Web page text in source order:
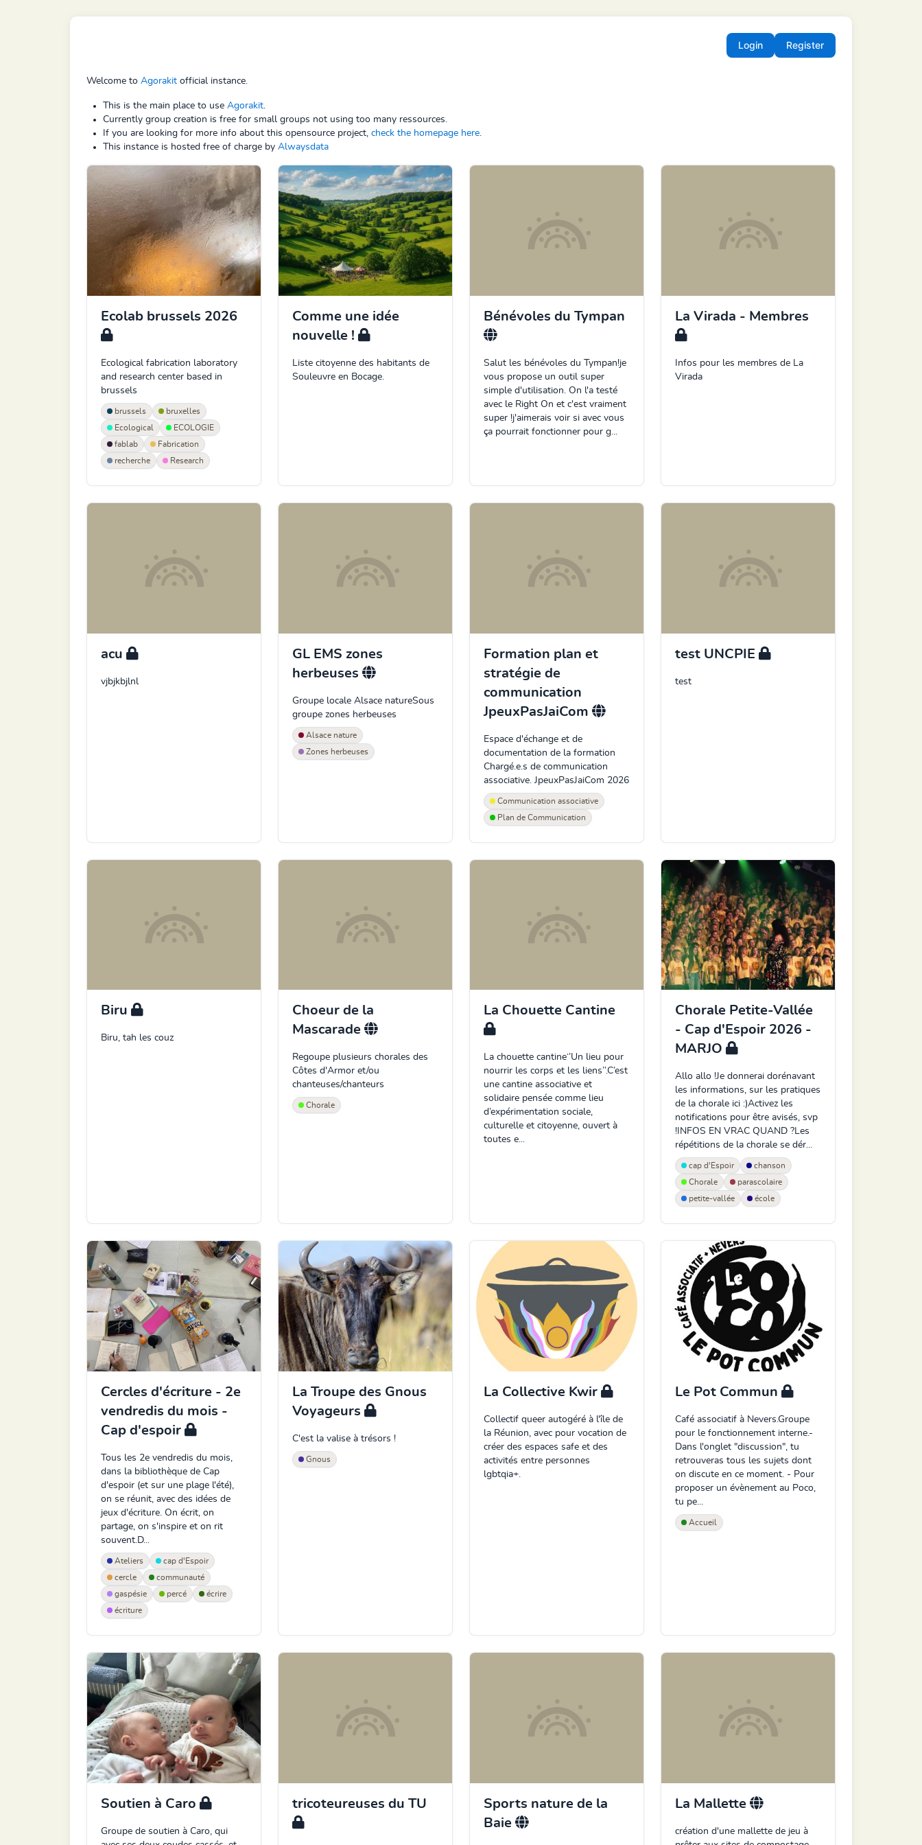
Login Register
Welcome to Agorakit official instance.
This is the main place to use Agorakit.
Currently group creation is free for small groups not using too many ressources.
If you are looking for more info about this opensource project, check the homepage here.
This instance is hosted free of charge by Alwaysdata
Ecolab brussels 2026
Ecological fabrication laboratory
and research center based in
brussels
brussels
bruxelles
Ecological
ECOLOGIE
fablab
Fabrication
recherche
Research
Comme une idée
nouvelle !
Liste citoyenne des habitants de
Souleuvre en Bocage.
Bénévoles du Tympan
Salut les bénévoles du Tympan!je
vous propose un outil super
simple d'utilisation. On l'a testé
avec le Right On et c'est vraiment
super !j'aimerais voir si avec vous
ça pourrait fonctionner pour g...
La Virada - Membres
Infos pour les membres de La
Virada
acu
vjbjkbjlnl
GL EMS zones
herbeuses
Groupe locale Alsace natureSous
groupe zones herbeuses
Alsace nature
Zones herbeuses
Formation plan et
stratégie de
communication
JpeuxPasJaiCom
Espace d'échange et de
documentation de la formation
Chargé.e.s de communication
associative. JpeuxPasJaiCom 2026
Communication associative
Plan de Communication
test UNCPIE
test
Biru
Biru, tah les couz
Choeur de la
Mascarade
Regoupe plusieurs chorales des
Côtes d'Armor et/ou
chanteuses/chanteurs
Chorale
La Chouette Cantine
La chouette cantine‘’Un lieu pour
nourrir les corps et les liens’’.C’est
une cantine associative et
solidaire pensée comme lieu
d’expérimentation sociale,
culturelle et citoyenne, ouvert à
toutes e...
Chorale Petite-Vallée
- Cap d'Espoir 2026 -
MARJO
Allo allo !Je donnerai dorénavant
les informations, sur les pratiques
de la chorale ici :)Activez les
notifications pour être avisés, svp
!INFOS EN VRAC QUAND ?Les
répétitions de la chorale se dér...
cap d'Espoir
chanson
Chorale
parascolaire
petite-vallée
école
Cercles d'écriture - 2e
vendredis du mois -
Cap d'espoir
Tous les 2e vendredis du mois,
dans la bibliothèque de Cap
d'espoir (et sur une plage l'été),
on se réunit, avec des idées de
jeux d'écriture. On écrit, on
partage, on s'inspire et on rit
souvent.D...
Ateliers
cap d'Espoir
cercle
communauté
gaspésie
percé
écrire
écriture
La Troupe des Gnous
Voyageurs
C'est la valise à trésors !
Gnous
La Collective Kwir
Collectif queer autogéré à l'île de
la Réunion, avec pour vocation de
créer des espaces safe et des
activités entre personnes
lgbtqia+.
Le Pot Commun
Café associatif à Nevers.Groupe
pour le fonctionnement interne.-
Dans l'onglet "discussion", tu
retrouveras tous les sujets dont
on discute en ce moment. - Pour
proposer un évènement au Poco,
tu pe...
Accueil
Soutien à Caro
Groupe de soutien à Caro, qui
tricoteureuses du TU
Sports nature de la
Baie
La Mallette
création d'une mallette de jeu à